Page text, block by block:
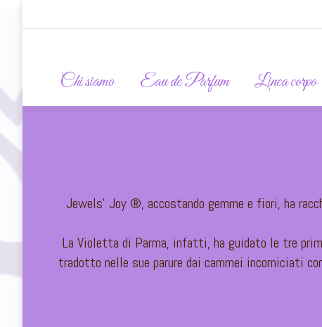
Chi siamo Eau de Parfum Linea corpo
Jewels’ Joy ®, accostando gemme e fiori, ha
La Violetta di Parma, infatti, ha guidato le tre
tradotto nelle sue parure dai cammei incorniciati